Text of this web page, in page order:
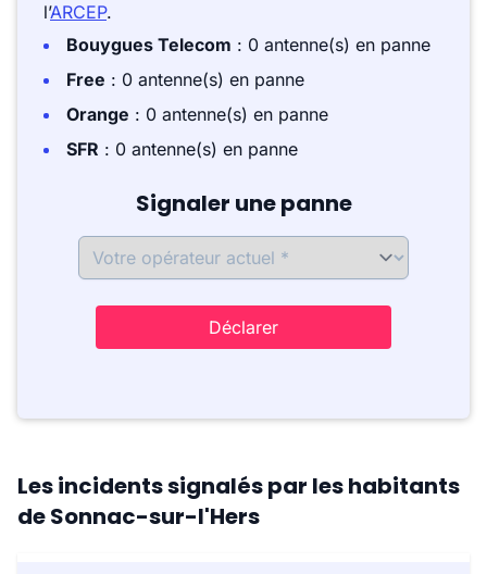
l’ARCEP.
Bouygues Telecom : 0 antenne(s) en panne
Free : 0 antenne(s) en panne
Orange : 0 antenne(s) en panne
SFR : 0 antenne(s) en panne
Signaler une panne
Déclarer
Les incidents signalés par les habitants
de Sonnac-sur-l'Hers